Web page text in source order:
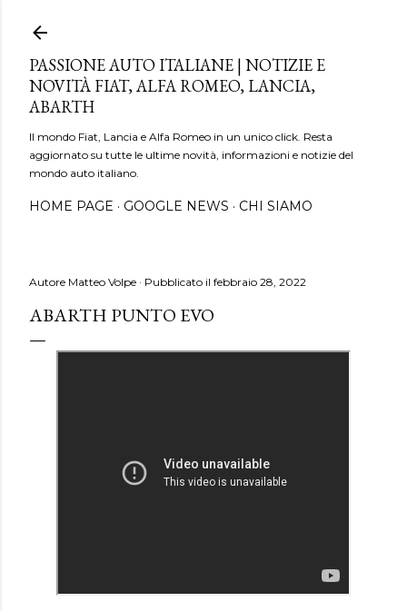
PASSIONE AUTO ITALIANE | NOTIZIE E
NOVITÀ FIAT, ALFA ROMEO, LANCIA,
ABARTH
Il mondo Fiat, Lancia e Alfa Romeo in un unico click. Resta
aggiornato su tutte le ultime novità, informazioni e notizie del
mondo auto italiano.
HOME PAGE GOOGLE NEWS CHI SIAMO
Autore Matteo Volpe Pubblicato il febbraio 28, 2022
ABARTH PUNTO EVO